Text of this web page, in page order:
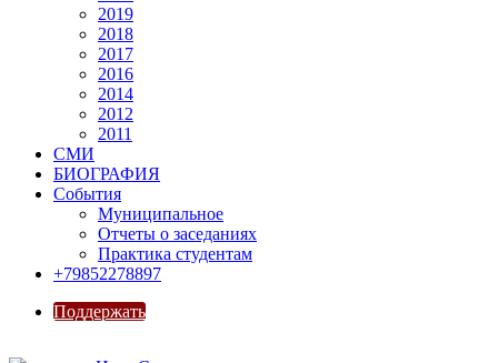
2019
2018
2017
2016
2014
2012
2011
СМИ
БИОГРАФИЯ
События
Муниципальное
Отчеты о заседаниях
Практика студентам
+79852278897
Поддержать